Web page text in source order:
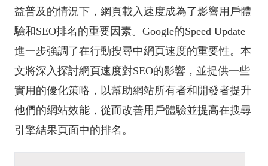
益普及的情況下，網頁載入速度成為了影響用戶體
驗和SEO排名的重要因素。Google的Speed Update
進一步強調了在行動搜尋中網頁速度的重要性。本
文將深入探討網頁速度對SEO的影響，並提供一些
實用的優化策略，以幫助網站所有者和開發者提升
他們的網站效能，從而改善用戶體驗並提高在搜尋
引擎結果頁面中的排名。